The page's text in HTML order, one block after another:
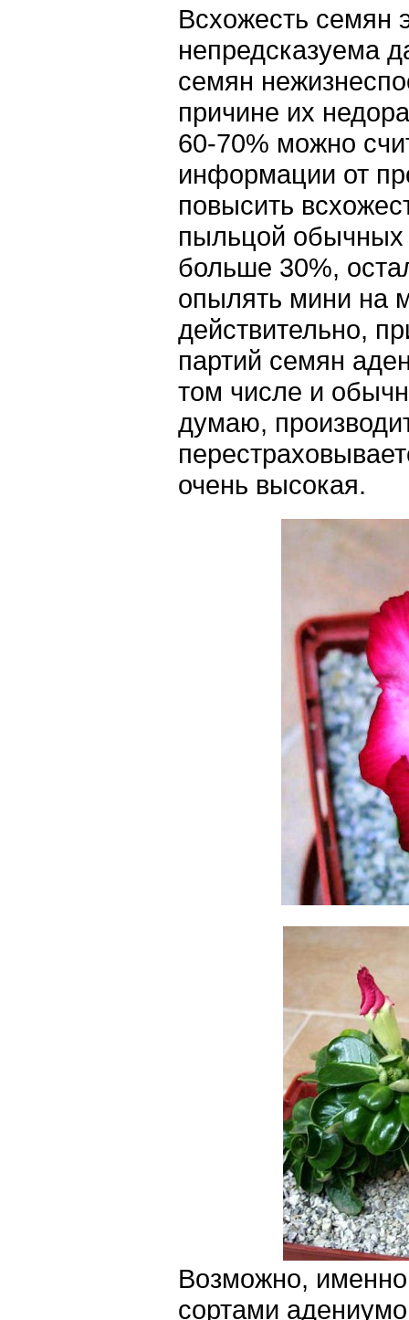
Всхожесть семян
непредсказуема
семян
причине их
60-70% можно
информации от
повысить
пыльцой обычных
больше 30%,
опылять мини на
действительно,
партий семян
том числе и
думаю,
очень высокая.
Возможно,
сортами